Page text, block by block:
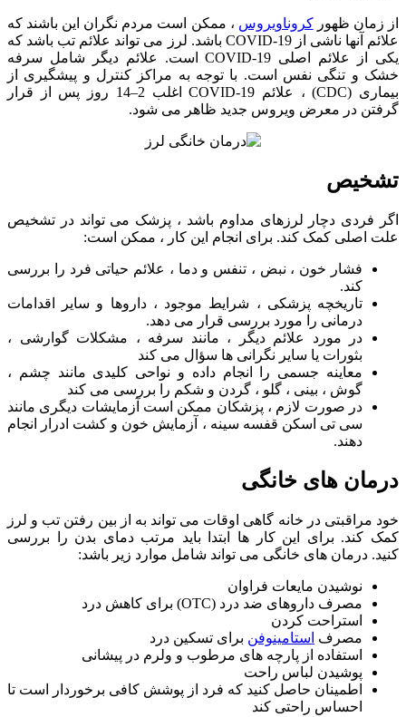
از زمان ظهورکروناویروس ، ممکن است مردم نگران این باشند که
علائم آنها ناشی از COVID-19 باشد. لرز می تواند علائم تب باشد که
یکی از علائم اصلی COVID-19 است. علائم دیگر شامل سرفه
خشک و تنگی نفس است. با توجه به مراکز کنترل و پیشگیری از
بیماری (CDC) ، علائم COVID-19 اغلب 2–14 روز پس از قرار
گرفتن در معرض ویروس جدید ظاهر می شود.
تشخیص
اگر فردی دچار لرزهای مداوم باشد ، پزشک می تواند در تشخیص
علت اصلی کمک کند. برای انجام این کار ، ممکن است:
فشار خون ، نبض ، تنفس و دما ، علائم حیاتی فرد را بررسی
کند.
تاریخچه پزشکی ، شرایط موجود ، داروها و سایر اقدامات
درمانی را مورد بررسی قرار می دهد.
در مورد علائم دیگر ، مانند سرفه ، مشکلات گوارشی ،
بثورات یا سایر نگرانی ها سؤال می کند
معاینه جسمی را انجام داده و نواحی کلیدی مانند چشم ،
گوش ، بینی ، گلو ، گردن و شکم را بررسی می کند
در صورت لازم ، پزشکان ممکن است آزمایشات دیگری مانند
سی تی اسکن قفسه سینه ، آزمایش خون و کشت ادرار انجام
دهند.
درمان های خانگی
خود مراقبتی در خانه گاهی اوقات می تواند به از بین رفتن تب و لرز
کمک کند. برای این کار ها ابتدا باید مرتب دمای بدن را بررسی
کنید. درمان های خانگی می تواند شامل موارد زیر باشد:
نوشیدن مایعات فراوان
مصرف داروهای ضد درد (OTC) برای کاهش درد
استراحت كردن
مصرف استامینوفن برای تسکین درد
استفاده از پارچه های مرطوب و ولرم در پیشانی
پوشیدن لباس راحت
اطمینان حاصل کنید که فرد از پوشش کافی برخوردار است تا
احساس راحتی کند